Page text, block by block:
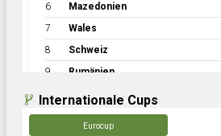
6 Mazedonien
7 Wales
8 Schweiz
9 Rumänien
Internationale Cups
Eurocup